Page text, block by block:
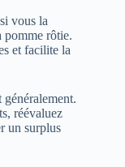
vous la
pomme rôtie.
et facilite la
réévaluez
un surplus